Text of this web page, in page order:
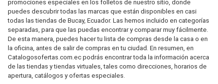
promociones especiales en los folletos de nuestro sitio, donde
puedes descubrir todas las marcas que están disponibles en casi
todas las tiendas de Bucay, Ecuador. Las hemos incluido en categorías
separadas, para que las puedas encontrar y comparar muy fácilmente.
De esta manera, puedes hacer tu lista de compras desde la casa o en
la oficina, antes de salir de compras en tu ciudad. En resumen, en
Catalogosofertas.com.ec podrás encontrar toda la información acerca
de las tiendas y tiendas virtuales, tales como direcciones, horarios de
apertura, catálogos y ofertas especiales.